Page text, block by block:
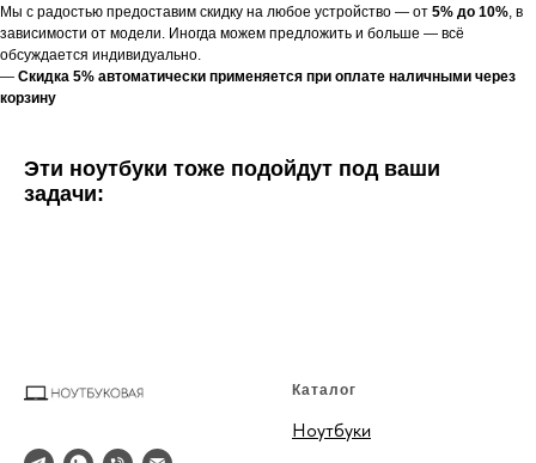
Мы с радостью предоставим скидку на любое устройство — от 5% до 10%, в
зависимости от модели. Иногда можем предложить и больше — всё
обсуждается индивидуально.
— Скидка 5% автоматически применяется при оплате наличными через
корзину
Эти ноутбуки тоже подойдут под ваши
задачи:
Каталог
Ноутбуки